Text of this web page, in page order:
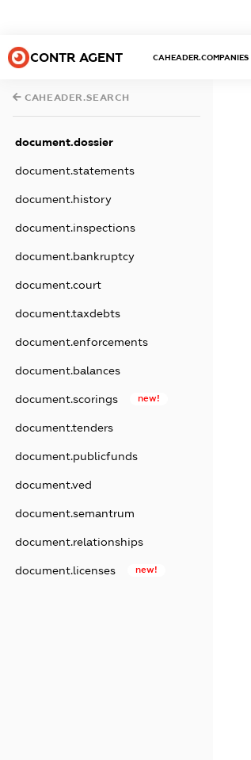
CONTR AGENT CAHEADER.COMPANIES
CAHEADER.SEARCH
document.dossier
document.statements
document.history
document.inspections
document.bankruptcy
document.court
document.taxdebts
document.enforcements
document.balances
document.scorings new!
document.tenders
document.publicfunds
document.ved
document.semantrum
document.relationships
document.licenses new!